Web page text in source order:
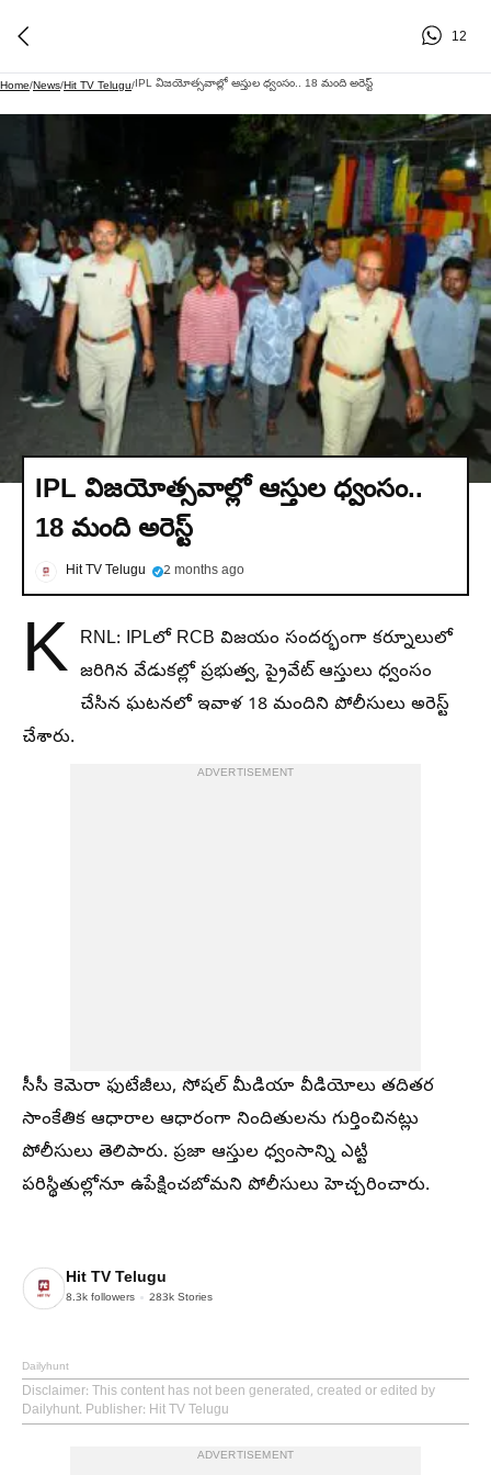
12
Home/News/Hit TV Telugu/IPL విజయోత్సవాల్లో ఆస్తుల ధ్వంసం.. 18 మంది అరెస్ట్
IPL విజయోత్సవాల్లో ఆస్తుల ధ్వంసం..
18 మంది అరెస్ట్
Hit TV Telugu 2 months ago
K RNL: IPLలో RCB విజయం సందర్భంగా కర్నూలులో
జరిగిన వేడుకల్లో ప్రభుత్వ, ప్రైవేట్ ఆస్తులు ధ్వంసం
చేసిన ఘటనలో ఇవాళ 18 మందిని పోలీసులు అరెస్ట్
చేశారు.
ADVERTISEMENT
సీసీ కెమెరా ఫుటేజీలు, సోషల్ మీడియా వీడియోలు తదితర
సాంకేతిక ఆధారాల ఆధారంగా నిందితులను గుర్తించినట్లు
పోలీసులు తెలిపారు. ప్రజా ఆస్తుల ధ్వంసాన్ని ఎట్టి
పరిస్థితుల్లోనూ ఉపేక్షించబోమని పోలీసులు హెచ్చరించారు.
Hit TV Telugu
8.3k followers 283k Stories
Dailyhunt
Disclaimer: This content has not been generated, created or edited by
Dailyhunt. Publisher: Hit TV Telugu
ADVERTISEMENT